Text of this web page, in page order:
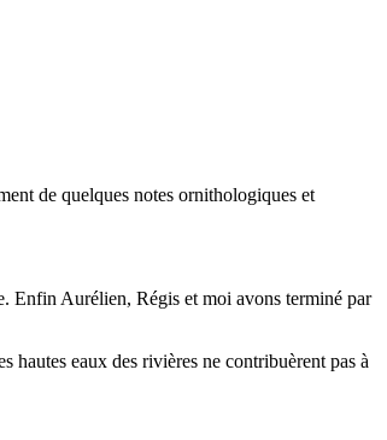
de quelques notes ornithologiques et
Enfin Aurélien, Régis et moi avons terminé par
hautes eaux des rivières ne contribuèrent pas à